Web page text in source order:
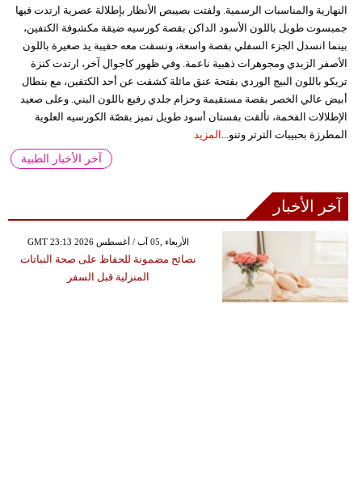
النهارية والمناسبات الرسمية. ولفتت بصيبص الأنظار بإطلالة عصرية ارتدت فيها
جمبسوت طويل باللون الأسود الداكن بقصة كورسيه ضيقة مكشوفة الكتفين،
بينما انسدل الجزء السفلي بقصة واسعة، ونسقت معه حقيبة يد صغيرة باللون
الأصفر الزبدي ومجوهرات ذهبية ناعمة. وفي ظهور كاجوال آخر، ارتدت كنزة
تريكو باللون البيج الوردي بفتحة عنق مائلة كشفت عن أحد الكتفين، مع بنطال
أبيض عالي الخصر بقصة مستقيمة وحزام جلدي رفيع باللون البني. وعلى صعيد
الإطلالات الفخمة، تألقت بفستان أسود طويل تميز بقصّة الكورسيه العلوية
المطرزة بحبيبات الترتر وتنو... المزيد
آخر الأخبار الطبية
آخر الأخبار
GMT 23:13 2026 الأربعاء ,05 آب / أغسطس
نصائح مضمونة للحفاظ على صحة النباتات
المنزلية قبل السفر